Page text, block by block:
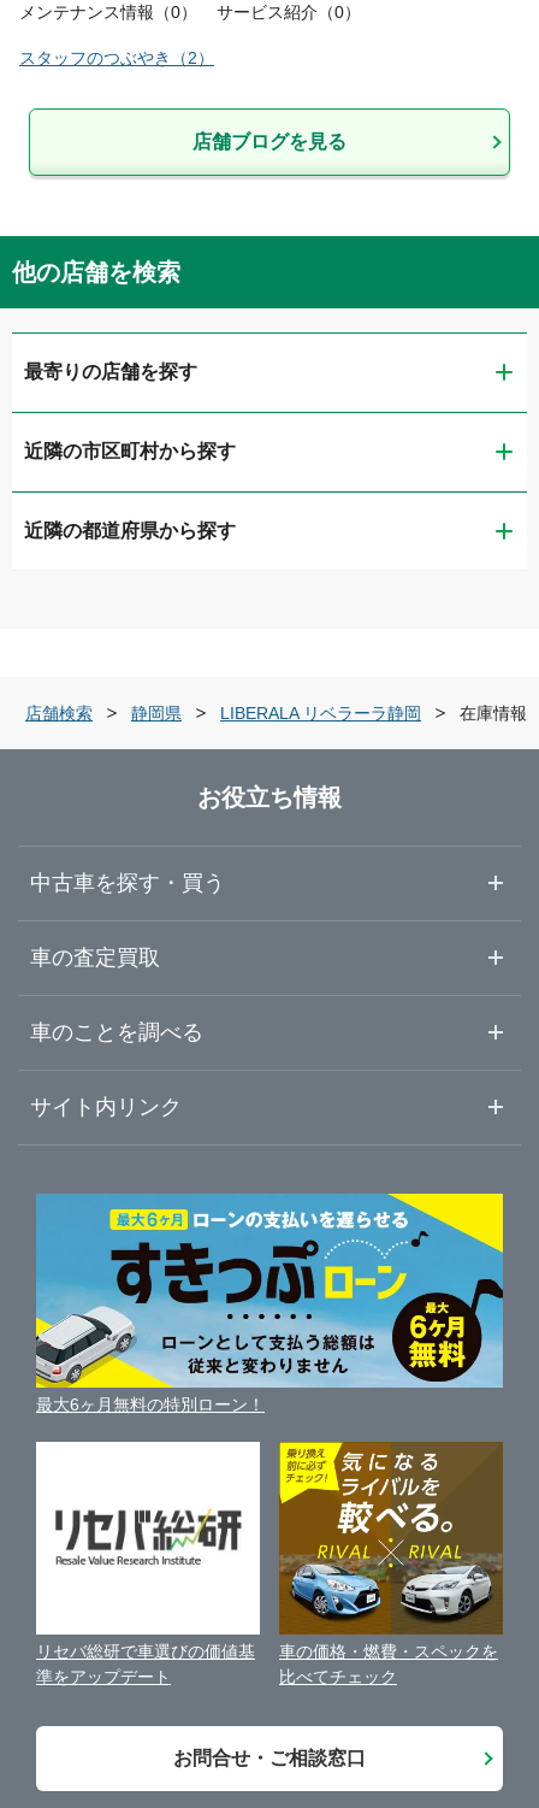
メンテナンス情報 （0） サービス紹介 （0）
スタッフのつぶやき （2）
店舗ブログを見る
他の店舗を検索
最寄りの店舗を探す
ガリバー静岡流通通り店
LIBERALA リベラーラ静岡
ガリバー住吉バイパス店
LIBERALA リベラーラ浜松和田
ガリバー浜松宮竹店
ガリバー車検 浜松宮竹店
LIBERALA リベラーラ沼津
ガリバー沼津学園通り店
ガリバー富士宮店
ガリバー伊東店
ガリバー富士店
LIBERALA リベラーラ掛川
近隣の市区町村から探す
静岡市葵区
富士宮市
伊東市
富士市
磐田市
藤枝市
袋井市
駿東郡清水町
近隣の都道府県から探す
山梨県
長野県
岐阜県
静岡県
三重県
店舗検索 静岡県 LIBERALA リベラーラ静岡 在庫情報
お役立ち情報
中古車を探す・買う
中古車情報・中古車検索
初めての中古車購入ガイド
中古車人気ランキング
自動車ローンを調べる
ガリバーの自動車ローン
車買い替えの基礎知識
近くのお店で車を探す
車の査定買取
車査定・車買取ならガリバー
ガリバーの査定が選ばれる理由
車を売る時よくある質問
便利な査定サービス
中古車買取相場（毎月更新）
車の個人売買ガイド
車のことを調べる
車初心者まとめ
新車・中古車カタログ
車の燃費を調べる
車種別クチコミ
車比較サイト
サイト内リンク
サイトマップ
サイトの使用条件
利用規約
保険代理店業務に関する基本方針
古物営業法に基づく表示
お客様の声
会社案内
最大6ヶ月無料の特別ローン！
リセバ総研で車選びの価値基
準をアップデート
車の価格・燃費・スペックを
比べてチェック
お問合せ・ご相談窓口